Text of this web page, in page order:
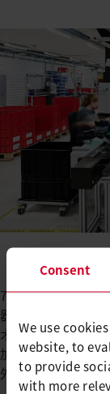
Consent
We use
website, to
to provide
with more
70多年来，莱丹一
器可用于焊接各种
术公司一直是全球
加热提供服务。
外加热系统。